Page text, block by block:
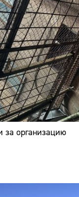
за организацию